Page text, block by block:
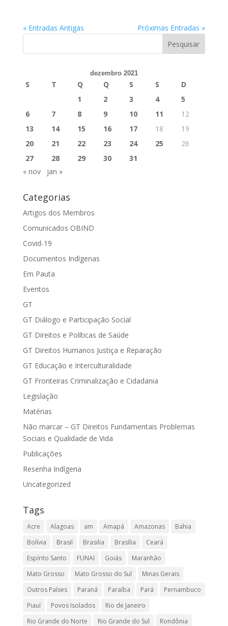
« Entradas Antigas Próximas Entradas »
dezembro 2021
S T Q Q S S
D
1
2 3 4
5
6
7 8 9 10 11
12
13
14 15 16 17 18
19
20
21 22 23 24 25
26
27
28 29 30
31
« nov
jan »
Categorias
Artigos dos Membros
Comunicados OBIND
Covid-19
Documentos Indígenas
Em Pauta
Eventos
GT
GT Diálogo e Participação Social
GT Direitos e Políticas de Saúde
GT Direitos Humanos Justiça e Reparação
GT Educação e Interculturalidade
GT Fronteiras Criminalização e Cidadania
Legislação
Matérias
Não marcar – GT Direitos Fundamentais Problemas
Sociais e Qualidade de Vida
Publicações
Resenha Indígena
Uncategorized
Tags
Acre Alagoas am Amapá Amazonas
Bahia
Bolívia
Brasil Brasilia Brasília
Ceará
Espírito Santo
FUNAI Goiás
Maranhão
Mato Grosso
Mato Grosso do Sul
Minas Gerais
Outros Países
Paraná Paraíba Pará
Pernambuco
Piauí
Povos Isolados
Rio de Janeiro
Rio Grande do Norte
Rio Grande do Sul
Rondônia